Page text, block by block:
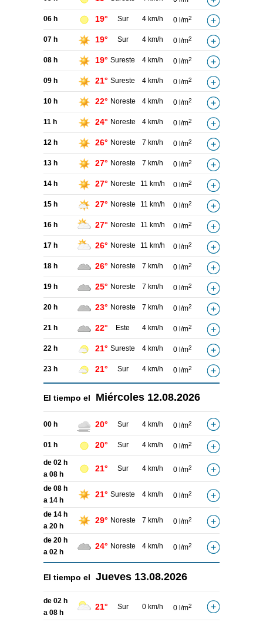
06 h 19° Sur 4 km/h 0 l/m2
07 h 19° Sur 4 km/h 0 l/m2
08 h 19° Sureste 4 km/h 0 l/m2
09 h 21° Sureste 4 km/h 0 l/m2
10 h 22° Noreste 4 km/h 0 l/m2
11 h 24° Noreste 4 km/h 0 l/m2
12 h 26° Noreste 7 km/h 0 l/m2
13 h 27° Noreste 7 km/h 0 l/m2
14 h 27° Noreste 11 km/h 0 l/m2
15 h 27° Noreste 11 km/h 0 l/m2
16 h 27° Noreste 11 km/h 0 l/m2
17 h 26° Noreste 11 km/h 0 l/m2
18 h 26° Noreste 7 km/h 0 l/m2
19 h 25° Noreste 7 km/h 0 l/m2
20 h 23° Noreste 7 km/h 0 l/m2
21 h 22° Este 4 km/h 0 l/m2
22 h 21° Sureste 4 km/h 0 l/m2
23 h 21° Sur 4 km/h 0 l/m2
El tiempo el Miércoles 12.08.2026
00 h 20° Sur 4 km/h 0 l/m2
01 h 20° Sur 4 km/h 0 l/m2
de 02 h
a 08 h
21° Sur 4 km/h 0 l/m2
de 08 h
a 14 h
21° Sureste 4 km/h 0 l/m2
de 14 h
a 20 h
29° Noreste 7 km/h 0 l/m2
de 20 h
a 02 h
24° Noreste 4 km/h 0 l/m2
El tiempo el Jueves 13.08.2026
de 02 h
a 08 h
21° Sur 0 km/h 0 l/m2